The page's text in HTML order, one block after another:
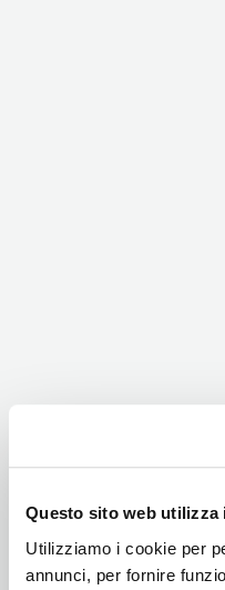
Questo sito web utilizza
Utilizziamo i cookie per
annunci, per fornire